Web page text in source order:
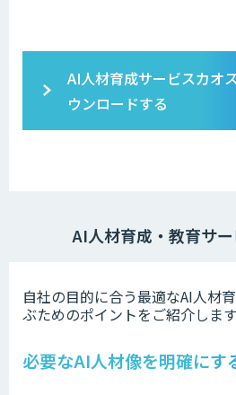
AI人材育成サービスカオ
ウンロードする
AI人材育成・教育サ
自社の目的に合う最適なAI人材
ぶためのポイントをご紹介します
必要なAI人材像を明確にす